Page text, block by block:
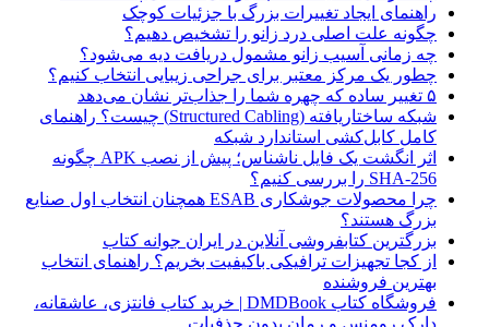
راهنمای ایجاد تغییرات بزرگ با جزئیات کوچک
چگونه علت اصلی درد زانو را تشخیص دهیم؟
چه زمانی آسیب زانو مشمول دریافت دیه می‌شود؟
چطور یک مرکز معتبر برای جراحی زیبایی انتخاب کنیم؟
۵ تغییر ساده که چهره شما را جذاب‌تر نشان می‌دهد
شبکه ساختاریافته (Structured Cabling) چیست؟ راهنمای
کامل کابل‌کشی استاندارد شبکه
اثر انگشت یک فایل ناشناس؛ پیش از نصب APK چگونه
SHA-256 را بررسی کنیم؟
چرا محصولات جوشکاری ESAB همچنان انتخاب اول صنایع
بزرگ هستند؟
بزرگترین کتابفروشی آنلاین در ایران جوانه کتاب
از کجا تجهیزات ترافیکی باکیفیت بخریم؟ راهنمای انتخاب
بهترین فروشنده
فروشگاه کتاب DMDBook | خرید کتاب فانتزی، عاشقانه،
دارک رومنس و رمان بدون حذفیات